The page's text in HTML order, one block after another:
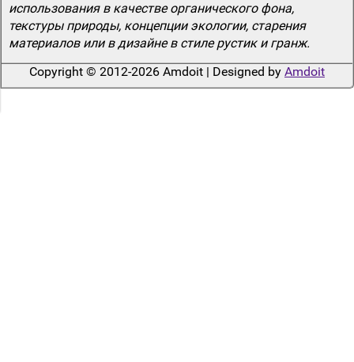
использования в качестве органического фона,
текстуры природы, концепции экологии, старения
материалов или в дизайне в стиле рустик и гранж.
Copyright © 2012-2026 Amdoit | Designed by Amdoit